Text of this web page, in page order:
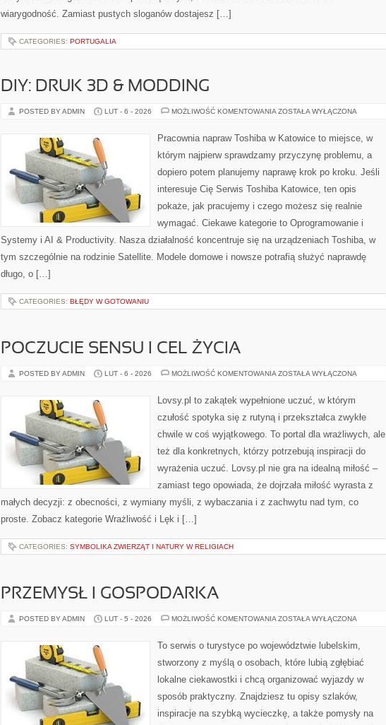
wiarygodność. Zamiast pustych sloganów dostajesz […]
CATEGORIES: PORTUGALIA
DIY: DRUK 3D & MODDING
POSTED BY ADMIN LUT - 6 - 2026 MOŻLIWOŚĆ KOMENTOWANIA DIY:
&
MODDING
ZOSTAŁA WYŁĄCZONA
Pracownia napraw Toshiba w Katowice to miejsce, w
którym najpierw sprawdzamy przyczynę problemu, a
dopiero potem planujemy naprawę krok po kroku. Jeśli
interesuje Cię Serwis Toshiba Katowice, ten opis
pokaże, jak pracujemy i czego możesz się realnie
wymagać. Ciekawe kategorie to Oprogramowanie i
Systemy i AI & Productivity. Nasza działalność koncentruje się na urządzeniach Toshiba, w
tym szczególnie na rodzinie Satellite. Modele domowe i nowsze potrafią służyć naprawdę
długo, o […]
CATEGORIES: BŁĘDY W GOTOWANIU
POCZUCIE SENSU I CEL ŻYCIA
POSTED BY ADMIN LUT - 6 - 2026 MOŻLIWOŚĆ KOMENTOWANIA POCZUCIE
ŻYCIA
ZOSTAŁA WYŁĄCZONA
Lovsy.pl to zakątek wypełnione uczuć, w którym
czułość spotyka się z rutyną i przekształca zwykłe
chwile w coś wyjątkowego. To portal dla wrażliwych, ale
też dla konkretnych, którzy potrzebują inspiracji do
wyrażenia uczuć. Lovsy.pl nie gra na idealną miłość –
zamiast tego opowiada, że dojrzała miłość wyrasta z
małych decyzji: z obecności, z wymiany myśli, z wybaczania i z zachwytu nad tym, co
proste. Zobacz kategorie Wrażliwość i Lęk i […]
CATEGORIES: SYMBOLIKA ZWIERZĄT I NATURY W RELIGIACH
PRZEMYSŁ I GOSPODARKA
POSTED BY ADMIN LUT - 5 - 2026 MOŻLIWOŚĆ KOMENTOWANIA PRZEMYSŁ
ZOSTAŁA WYŁĄCZONA
To serwis o turystyce po województwie lubelskim,
stworzony z myślą o osobach, które lubią zgłębiać
lokalne ciekawostki i chcą organizować wyjazdy w
sposób praktyczny. Znajdziesz tu opisy szlaków,
inspiracje na szybką wycieczkę, a także pomysły na